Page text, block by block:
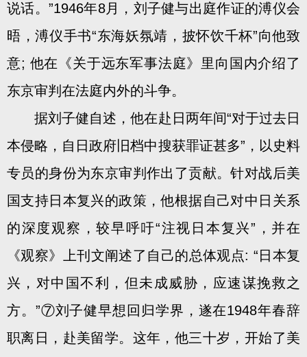
说话。”1946年8月，刘子健与出庭作证的溥仪会
晤，溥仪手书“东海妖氛靖，披怀饮千杯”向他致
意; 他在《关于远东军事法庭》里向国内介绍了
东京审判在法庭内外的斗争。
据刘子健自述，他在赴日两年间“对于过去日
本侵略，自日政府旧档中搜获罪证甚多”，以史料
专员的身份为东京审判作出了贡献。针对战后美
国支持日本复兴的政策，他根据自己对中日关系
的深度观察，较早呼吁“注视日本复兴”，并在
《观察》上刊文阐述了自己的总体观点: “日本复
兴，对中国不利，但未成威胁，应速谋挽救之
方。”⑦刘子健早想回归学界，遂在1948年春辞
职离日，赴美留学。这年，他三十岁，开始了美